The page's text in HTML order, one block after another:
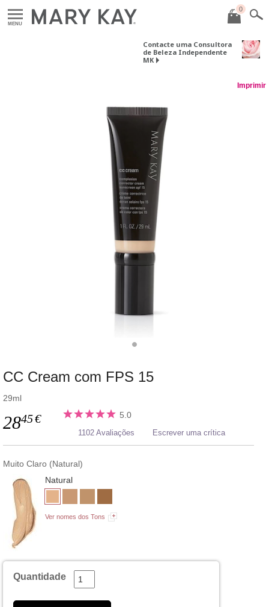
MENU
0
Contacte uma Consultora
de Beleza Independente
MK
Imprimir
CC Cream com FPS 15
29ml
2845€ 5.0
1102 Avaliações Escrever uma crítica
Muito Claro (Natural)
Natural
Ver nomes dos Tons
Quantidade